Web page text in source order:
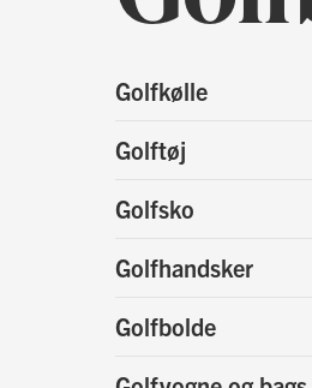
Golfkølle
Golftøj
Golfsko
Golfhandsker
Golfbolde